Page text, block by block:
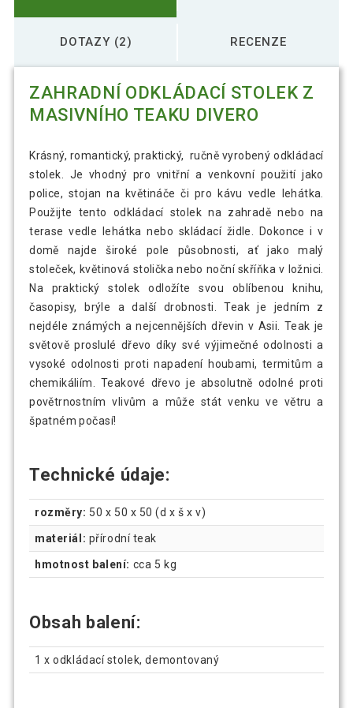
DOTAZY (2) RECENZE
ZAHRADNÍ ODKLÁDACÍ STOLEK Z
MASIVNÍHO TEAKU DIVERO
Krásný, romantický, praktický, ručně vyrobený odkládací
stolek. Je vhodný pro vnitřní a venkovní použití jako
police, stojan na květináče či pro kávu vedle lehátka.
Použijte tento odkládací stolek na zahradě nebo na
terase vedle lehátka nebo skládací židle. Dokonce i v
domě najde široké pole působnosti, ať jako malý
stoleček, květinová stolička nebo noční skříňka v ložnici.
Na praktický stolek odložíte svou oblíbenou knihu,
časopisy, brýle a další drobnosti. Teak je jedním z
nejdéle známých a nejcennějších dřevin v Asii. Teak je
světově proslulé dřevo díky své výjimečné odolnosti a
vysoké odolnosti proti napadení houbami, termitům a
chemikáliím. Teakové dřevo je absolutně odolné proti
povětrnostním vlivům a může stát venku ve větru a
špatném počasí!
Technické údaje:
rozměry: 50 x 50 x 50 (d x š x v)
materiál: přírodní teak
hmotnost balení: cca 5 kg
Obsah balení:
1 x odkládací stolek, demontovaný